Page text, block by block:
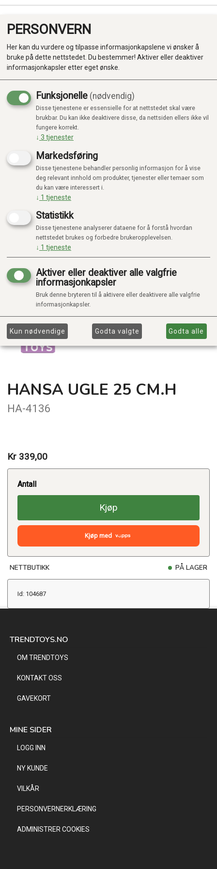
Produkter
Kategorier
HANSA UGLE 25 CM.H
HA-4136
Kr 339,00
Antall
Kjøp
Kjøp med
NETTBUTIKK PÅ LAGER
Id: 104687
TRENDTOYS.NO
OM TRENDTOYS
KONTAKT OSS
GAVEKORT
MINE SIDER
LOGG INN
NY KUNDE
VILKÅR
PERSONVERNERKLÆRING
ADMINISTRER COOKIES
PERSONVERN
Her kan du vurdere og tilpasse informasjonkapslene vi ønsker å
bruke på dette nettstedet. Du bestemmer! Aktiver eller deaktiver
informasjonkapsler etter eget ønske.
Funksjonelle (nødvendig)
Disse tjenestene er essensielle for at nettstedet skal være
brukbar. Du kan ikke deaktivere disse, da nettsiden ellers ikke vil
fungere korrekt.
↓ 3 tjenester
Markedsføring
Disse tjenestene behandler personlig informasjon for å vise
deg relevant innhold om produkter, tjenester eller temaer som
du kan være interessert i.
↓ 1 tjeneste
Statistikk
Disse tjenestene analyserer dataene for å forstå hvordan
nettstedet brukes og forbedre brukeropplevelsen.
↓ 1 tjeneste
Aktiver eller deaktiver alle valgfrie
informasjonkapsler
Bruk denne bryteren til å aktivere eller deaktivere alle valgfrie
informasjonkapsler.
Kun nødvendige Godta valgte Godta alle